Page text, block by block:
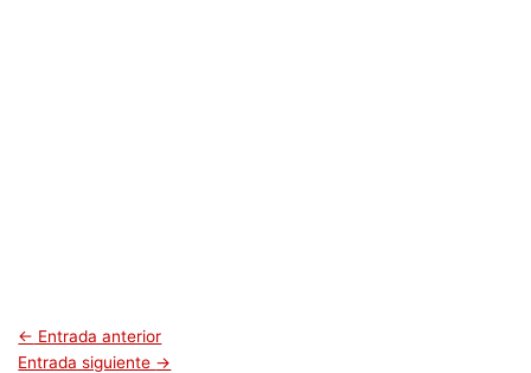
← Entrada anterior
Entrada siguiente →